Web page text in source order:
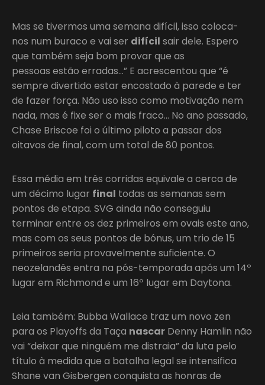
Mas se tivermos uma semana difícil, isso coloca-
nos num buraco e vai ser difícil sair dele. Espero
que também seja bom provar que as
pessoas estão erradas…” E acrescentou que “é
sempre divertido estar encostado à parede e ter
de fazer força. Não uso isso como motivação nem
nada, mas é fixe ser o mais fraco… No ano passado,
Chase Briscoe foi o último piloto a passar dos
oitavos de final, com um total de 80 pontos.
Essa média em três corridas equivale a cerca de
um décimo lugar final todas as semanas sem
pontos de etapa. SVG ainda não conseguiu
terminar entre os dez primeiros em ovais este ano,
mas com os seus pontos de bónus, um trio de 15
primeiros seria provavelmente suficiente. O
neozelandês entra na pós-temporada após um 14º
lugar em Richmond e um 16º lugar em Daytona.
Leia também: Bubba Wallace traz um novo zen
para os Playoffs da Taça nascar Denny Hamlin não
vai “deixar que ninguém me distraia” da luta pelo
título à medida que a batalha legal se intensifica
Shane van Gisbergen conquista as honras de